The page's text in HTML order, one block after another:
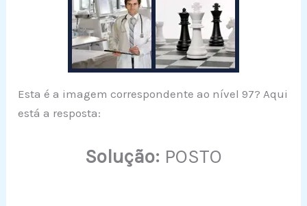
Esta é a imagem correspondente ao nível 97? Aqui
está a resposta:
Solução: POSTO